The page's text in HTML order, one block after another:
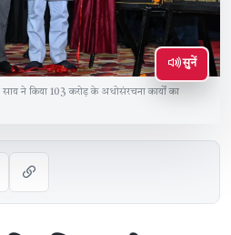
सुनें
साय ने किया 103 करोड़ के अधोसंरचना कार्यों का